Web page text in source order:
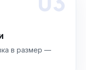
в размер —